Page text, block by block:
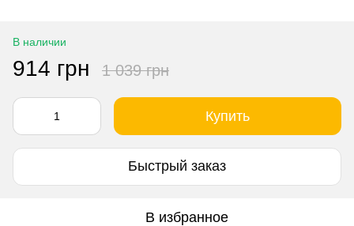
В наличии
914 грн 1 039 грн
Купить
Быстрый заказ
В избранное